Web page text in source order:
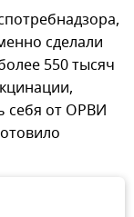
сделали
550 тысяч
себя от ОРВИ